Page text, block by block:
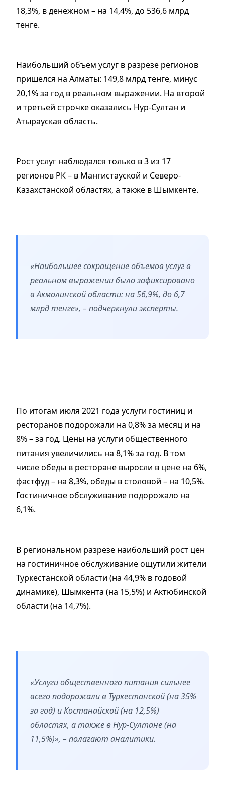
18,3%, в денежном – на 14,4%, до 536,6 млрд
тенге.
Наибольший объем услуг в разрезе регионов
пришелся на Алматы: 149,8 млрд тенге, минус
20,1% за год в реальном выражении. На второй
и третьей строчке оказались Нур-Султан и
Атырауская область.
Рост услуг наблюдался только в 3 из 17
регионов РК – в Мангистауской и Северо-
Казахстанской областях, а также в Шымкенте.
«Наибольшее сокращение объемов услуг в
реальном выражении было зафиксировано
в Акмолинской области: на 56,9%, до 6,7
млрд тенге», – подчеркнули эксперты.
По итогам июля 2021 года услуги гостиниц и
ресторанов подорожали на 0,8% за месяц и на
8% – за год. Цены на услуги общественного
питания увеличились на 8,1% за год. В том
числе обеды в ресторане выросли в цене на 6%,
фастфуд – на 8,3%, обеды в столовой – на 10,5%.
Гостиничное обслуживание подорожало на
6,1%.
В региональном разрезе наибольший рост цен
на гостиничное обслуживание ощутили жители
Туркестанской области (на 44,9% в годовой
динамике), Шымкента (на 15,5%) и Актюбинской
области (на 14,7%).
«Услуги общественного питания сильнее
всего подорожали в Туркестанской (на 35%
за год) и Костанайской (на 12,5%)
областях, а также в Нур-Султане (на
11,5%)», – полагают аналитики.